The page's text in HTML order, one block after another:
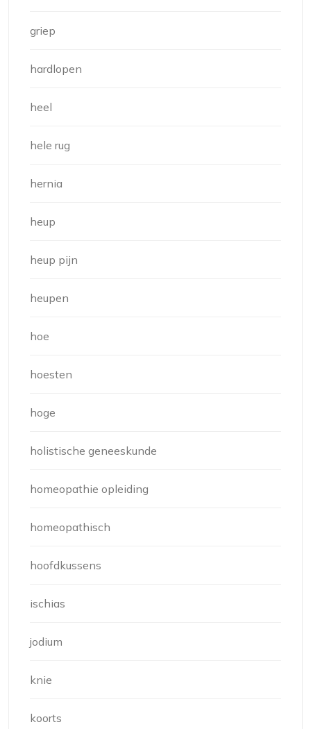
griep
hardlopen
heel
hele rug
hernia
heup
heup pijn
heupen
hoe
hoesten
hoge
holistische geneeskunde
homeopathie opleiding
homeopathisch
hoofdkussens
ischias
jodium
knie
koorts